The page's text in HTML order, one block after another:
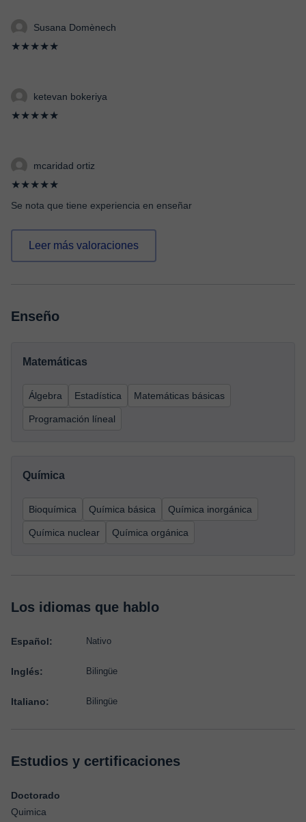
Susana Domènech
★★★★★
ketevan bokeriya
★★★★★
mcaridad ortiz
★★★★★
Se nota que tiene experiencia en enseñar
Leer más valoraciones
Enseño
Matemáticas
Álgebra Estadística Matemáticas básicas
Programación líneal
Química
Bioquímica Química básica Química inorgánica
Química nuclear Química orgánica
Los idiomas que hablo
Español: Nativo
Inglés: Bilingüe
Italiano: Bilingüe
Estudios y certificaciones
Doctorado
Quimica